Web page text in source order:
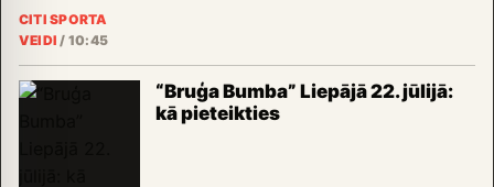
CITI SPORTA
VEIDI / 10:45
“Bruģa Bumba” Liepājā 22. jūlijā:
kā pieteikties